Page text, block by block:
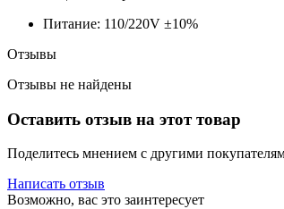
Питание: 110/220V ±10%
Отзывы
Отзывы не найдены
Оставить отзыв на этот товар
Поделитесь мнением с другими
Написать отзыв
Возможно, вас это заинтересует